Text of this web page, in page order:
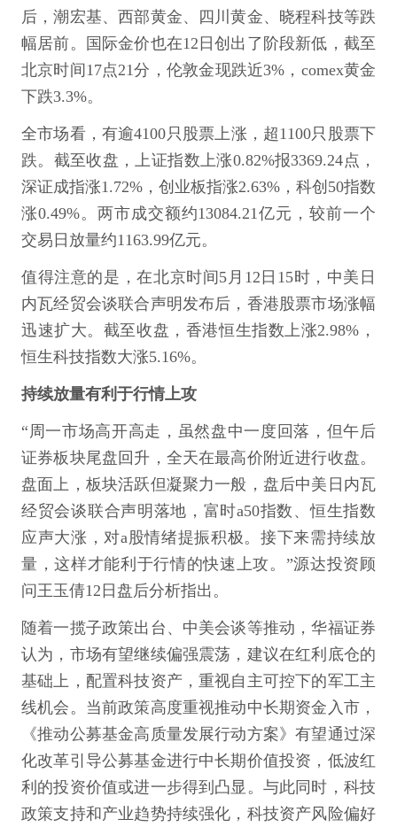
后，潮宏基、西部黄金、四川黄金、晓程科技等跌
幅居前。国际金价也在12日创出了阶段新低，截至
北京时间17点21分，伦敦金现跌近3%，comex黄金
下跌3.3%。
全市场看，有逾4100只股票上涨，超1100只股票下
跌。截至收盘，上证指数上涨0.82%报3369.24点，
深证成指涨1.72%，创业板指涨2.63%，科创50指数
涨0.49%。两市成交额约13084.21亿元，较前一个
交易日放量约1163.99亿元。
值得注意的是，在北京时间5月12日15时，中美日
内瓦经贸会谈联合声明发布后，香港股票市场涨幅
迅速扩大。截至收盘，香港恒生指数上涨2.98%，
恒生科技指数大涨5.16%。
持续放量有利于行情上攻
“周一市场高开高走，虽然盘中一度回落，但午后
证券板块尾盘回升，全天在最高价附近进行收盘。
盘面上，板块活跃但凝聚力一般，盘后中美日内瓦
经贸会谈联合声明落地，富时a50指数、恒生指数
应声大涨，对a股情绪提振积极。接下来需持续放
量，这样才能利于行情的快速上攻。”源达投资顾
问王玉倩12日盘后分析指出。
随着一揽子政策出台、中美会谈等推动，华福证券
认为，市场有望继续偏强震荡，建议在红利底仓的
基础上，配置科技资产，重视自主可控下的军工主
线机会。当前政策高度重视推动中长期资金入市，
《推动公募基金高质量发展行动方案》有望通过深
化改革引导公募基金进行中长期价值投资，低波红
利的投资价值或进一步得到凸显。与此同时，科技
政策支持和产业趋势持续强化，科技资产风险偏好